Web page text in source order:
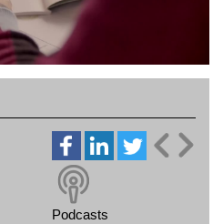
Podcasts